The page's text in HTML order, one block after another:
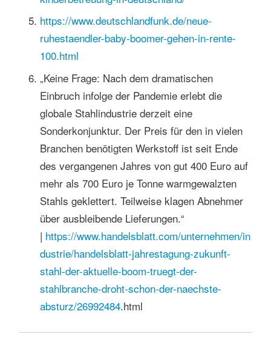
https://www.deutschlandfunk.de/neue-
ruhestaendler-baby-boomer-gehen-in-rente-
100.html
„Keine Frage: Nach dem dramatischen
Einbruch infolge der Pandemie erlebt die
globale Stahlindustrie derzeit eine
Sonderkonjunktur. Der Preis für den in vielen
Branchen benötigten Werkstoff ist seit Ende
des vergangenen Jahres von gut 400 Euro auf
mehr als 700 Euro je Tonne warmgewalzten
Stahls geklettert. Teilweise klagen Abnehmer
über ausbleibende Lieferungen.“
| https://www.handelsblatt.com/unternehmen/in
dustrie/handelsblatt-jahrestagung-zukunft-
stahl-der-aktuelle-boom-truegt-der-
stahlbranche-droht-schon-der-naechste-
absturz/26992484.html